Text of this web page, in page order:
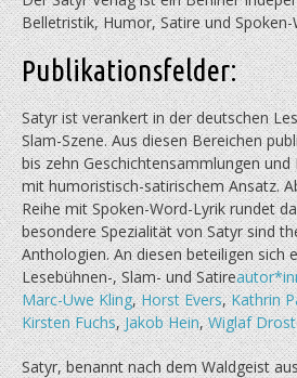
Belletristik, Humor, Satire und
Publikationsfelder:
Satyr ist verankert in der deutschen
Slam-Szene. Aus diesen Bereichen
bis zehn Geschichtensammlungen
mit humoristisch-satirischem Ansatz.
Reihe mit Spoken-Word-Lyrik rundet
besondere Spezialität von Satyr sind
Anthologien. An diesen beteiligen sich
Lesebühnen-, Slam- und Satire
Marc-Uwe Kling,Horst Evers,Kathrin
Kirsten Fuchs,Jakob Hein,Wiglaf
Satyr, benannt nach dem Waldgeist